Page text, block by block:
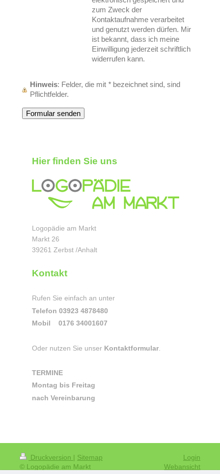
zum Zweck der
Kontaktaufnahme verarbeitet
und genutzt werden dürfen. Mir
ist bekannt, dass ich meine
Einwilligung jederzeit schriftlich
widerrufen kann.
Hinweis : Felder, die mit * bezeichnet sind, sind
Pflichtfelder.
Hier finden Sie uns
Logopädie am Markt
Markt 26
39261 Zerbst /Anhalt
Kontakt
Rufen Sie einfach an unter
Telefon 03923 4878480
Mobil 0176 34001607
Oder nutzen Sie unser Kontaktformular.
TERMINE
Montag bis Freitag
nach Vereinbarung
Druckversion | Sitemap
© Logopädie am Markt
Login
Webansicht